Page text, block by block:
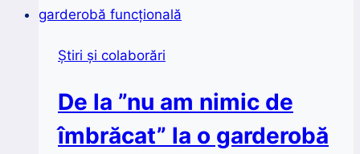
Știri și colaborări
De la ”nu am nimic de
îmbrăcat” la o garderobă